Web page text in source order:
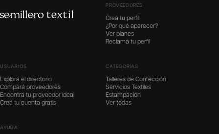
PROVEEDORES
Creá tu perfil
¿Por qué aparecer?
Ver planes
Reclamá tu perfil
USUARIOS
Explorá el directorio
Compará proveedores
Encontrá tu proveedor ideal
Creá tu cuenta gratis
CATEGORÍAS
Talleres de Confección
Servicios Textiles
Estampación
Ver todas
AYUDA